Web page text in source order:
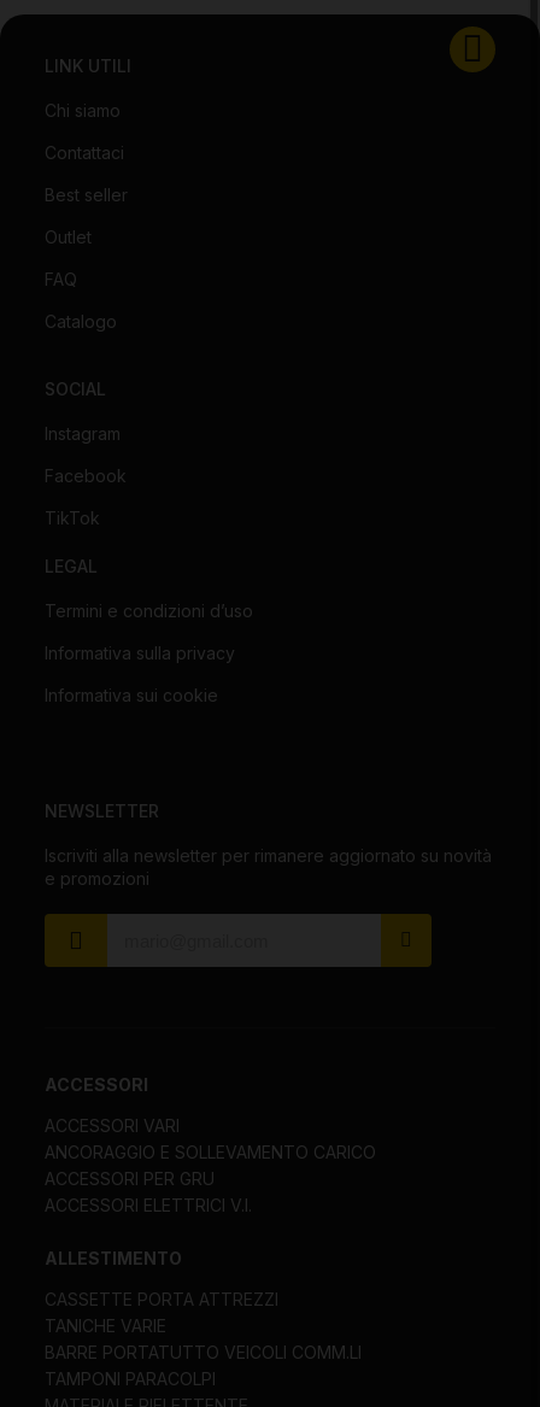
LINK UTILI
Chi siamo
Contattaci
Best seller
Outlet
FAQ
Catalogo
SOCIAL
Instagram
Facebook
TikTok
LEGAL
Termini e condizioni d’uso
Informativa sulla privacy
Informativa sui cookie
NEWSLETTER
Iscriviti alla newsletter per rimanere aggiornato su novità
e promozioni
ACCESSORI
ACCESSORI VARI
ANCORAGGIO E SOLLEVAMENTO CARICO
ACCESSORI PER GRU
ACCESSORI ELETTRICI V.I.
ALLESTIMENTO
CASSETTE PORTA ATTREZZI
TANICHE VARIE
BARRE PORTATUTTO VEICOLI COMM.LI
TAMPONI PARACOLPI